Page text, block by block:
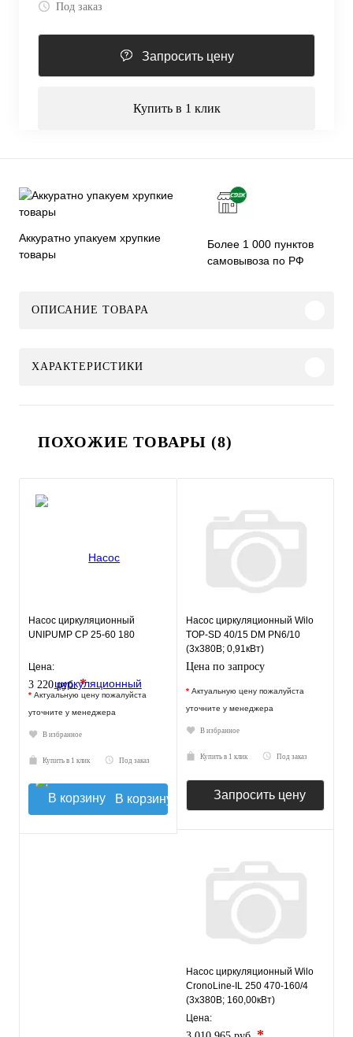
Под заказ
Запросить цену
Купить в 1 клик
Аккуратно упакуем хрупкие
товары
Более 1 000 пунктов
самовывоза по РФ
ОПИСАНИЕ ТОВАРА
ХАРАКТЕРИСТИКИ
ПОХОЖИЕ ТОВАРЫ (8)
Насос циркуляционный
UNIPUMP CP 25-60 180
Цена:
3 220 руб.*
* Актуальную цену пожалуйста
уточните у менеджера
В избранное
Купить в 1 клик Под заказ
В корзину
Насос циркуляционный Wilo
TOP-SD 40/15 DM PN6/10
(3х380В; 0,91кВт)
Цена по запросу
* Актуальную цену пожалуйста
уточните у менеджера
В избранное
Купить в 1 клик Под заказ
Запросить цену
Насос циркуляционный Wilo
CronoLine-IL 250 470-160/4
(3х380В; 160,00кВт)
Цена: